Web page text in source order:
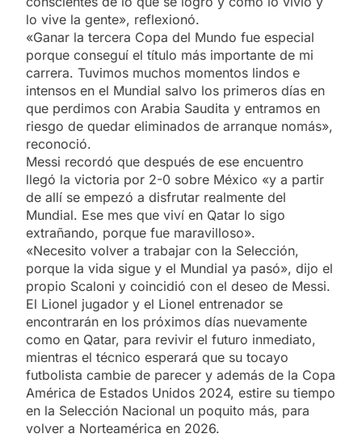
lo vive la gente», reflexionó.
«Ganar la tercera Copa del Mundo fue especial
porque conseguí el título más importante de mi
carrera. Tuvimos muchos momentos lindos e
intensos en el Mundial salvo los primeros días en
que perdimos con Arabia Saudita y entramos en
riesgo de quedar eliminados de arranque nomás»,
reconoció.
Messi recordó que después de ese encuentro
llegó la victoria por 2-0 sobre México «y a partir
de allí se empezó a disfrutar realmente del
Mundial. Ese mes que viví en Qatar lo sigo
extrañando, porque fue maravilloso».
«Necesito volver a trabajar con la Selección,
porque la vida sigue y el Mundial ya pasó», dijo el
propio Scaloni y coincidió con el deseo de Messi.
El Lionel jugador y el Lionel entrenador se
encontrarán en los próximos días nuevamente
como en Qatar, para revivir el futuro inmediato,
mientras el técnico esperará que su tocayo
futbolista cambie de parecer y además de la Copa
América de Estados Unidos 2024, estire su tiempo
en la Selección Nacional un poquito más, para
volver a Norteamérica en 2026.